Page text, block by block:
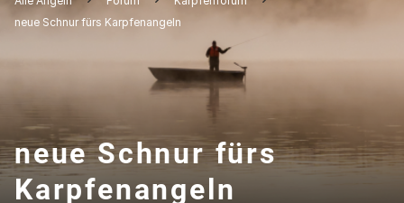
neue Schnur fürs Karpfenangeln
neue Schnur fürs
Karpfenangeln